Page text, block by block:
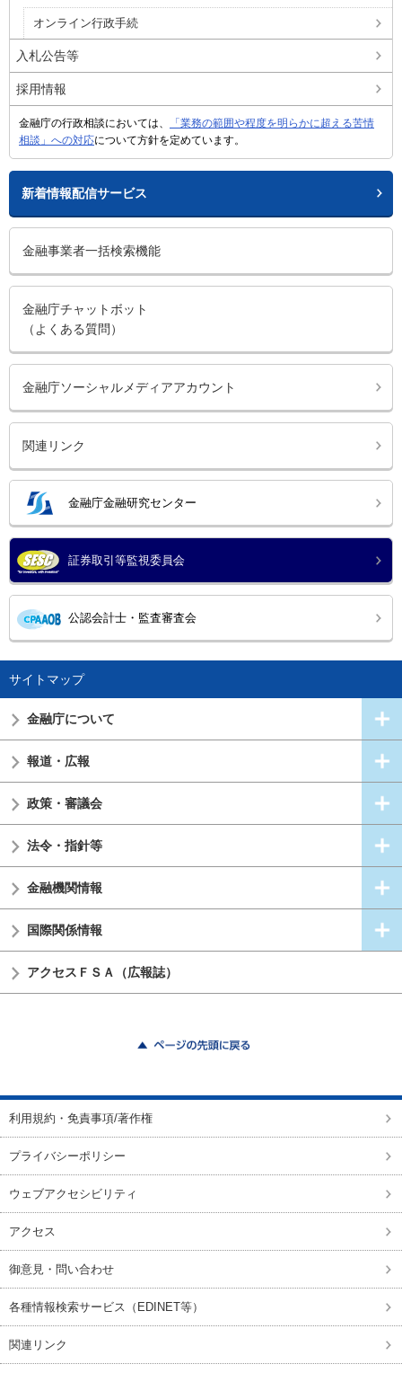
オンライン行政手続
入札公告等
採用情報
金融庁の行政相談においては、
「業務の範囲や程度を明らかに超える苦情
相談」への対応について方針を定めています。
新着情報配信サービス
金融事業者一括検索機能
金融庁チャットボット
（よくある質問）
金融庁ソーシャルメディアアカウント
関連リンク
金融庁金融研究センター
証券取引等監視委員会
公認会計士・監査審査会
サイトマップ
金融庁について
報道・広報
政策・審議会
法令・指針等
金融機関情報
国際関係情報
アクセスＦＳＡ（広報誌）
利用規約・免責事項/著作権
プライバシーポリシー
ウェブアクセシビリティ
アクセス
御意見・問い合わせ
各種情報検索サービス（EDINET等）
関連リンク